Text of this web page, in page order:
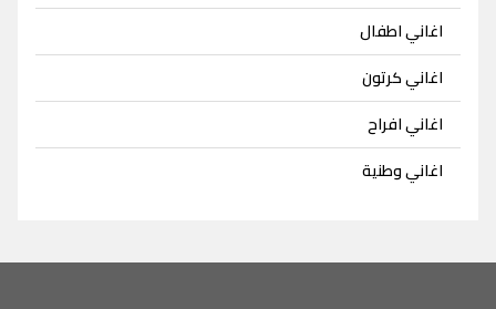
اغاني اطفال
اغاني كرتون
اغاني افراح
اغاني وطنية